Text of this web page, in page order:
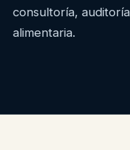
consultoría,
alimentaria.